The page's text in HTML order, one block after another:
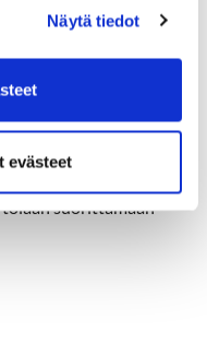
Näytä tiedot
evästeet
suorittamaan